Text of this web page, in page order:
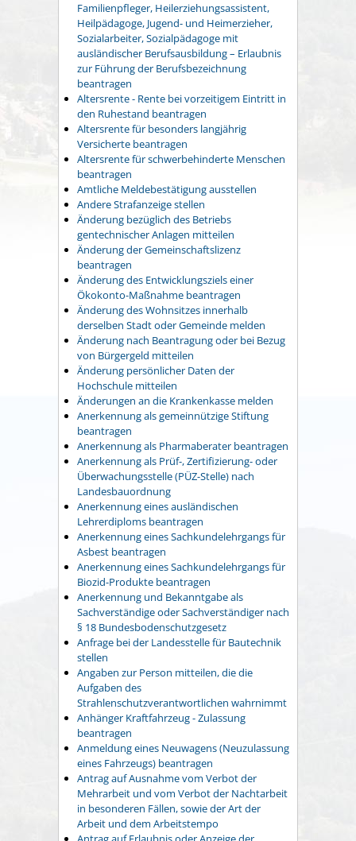
Familienpfleger, Heilerziehungsassistent,
Heilpädagoge, Jugend- und Heimerzieher,
Sozialarbeiter, Sozialpädagoge mit
ausländischer Berufsausbildung – Erlaubnis
zur Führung der Berufsbezeichnung
beantragen
Altersrente - Rente bei vorzeitigem Eintritt in
den Ruhestand beantragen
Altersrente für besonders langjährig
Versicherte beantragen
Altersrente für schwerbehinderte Menschen
beantragen
Amtliche Meldebestätigung ausstellen
Andere Strafanzeige stellen
Änderung bezüglich des Betriebs
gentechnischer Anlagen mitteilen
Änderung der Gemeinschaftslizenz
beantragen
Änderung des Entwicklungsziels einer
Ökokonto-Maßnahme beantragen
Änderung des Wohnsitzes innerhalb
derselben Stadt oder Gemeinde melden
Änderung nach Beantragung oder bei Bezug
von Bürgergeld mitteilen
Änderung persönlicher Daten der
Hochschule mitteilen
Änderungen an die Krankenkasse melden
Anerkennung als gemeinnützige Stiftung
beantragen
Anerkennung als Pharmaberater beantragen
Anerkennung als Prüf-, Zertifizierung- oder
Überwachungsstelle (PÜZ-Stelle) nach
Landesbauordnung
Anerkennung eines ausländischen
Lehrerdiploms beantragen
Anerkennung eines Sachkundelehrgangs für
Asbest beantragen
Anerkennung eines Sachkundelehrgangs für
Biozid-Produkte beantragen
Anerkennung und Bekanntgabe als
Sachverständige oder Sachverständiger nach
§ 18 Bundesbodenschutzgesetz
Anfrage bei der Landesstelle für Bautechnik
stellen
Angaben zur Person mitteilen, die die
Aufgaben des
Strahlenschutzverantwortlichen wahrnimmt
Anhänger Kraftfahrzeug - Zulassung
beantragen
Anmeldung eines Neuwagens (Neuzulassung
eines Fahrzeugs) beantragen
Antrag auf Ausnahme vom Verbot der
Mehrarbeit und vom Verbot der Nachtarbeit
in besonderen Fällen, sowie der Art der
Arbeit und dem Arbeitstempo